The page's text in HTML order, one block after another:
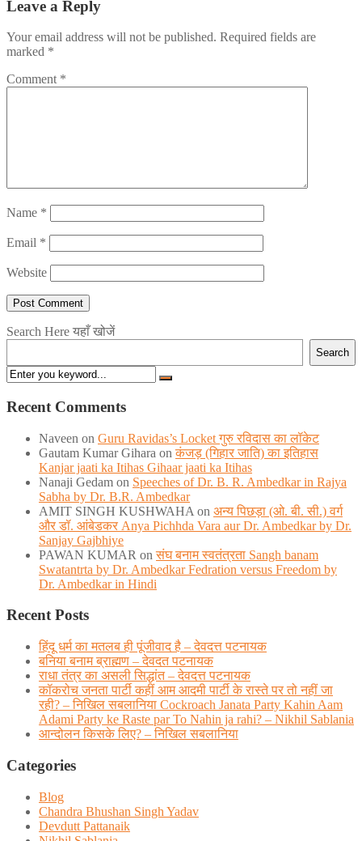
Leave a Reply
Your email address will not be published. Required fields are
marked *
Comment *
Name *
Email *
Website
Search Here यहाँ खोजें
Search
Recent Comments
Naveen on Guru Ravidas’s Locket गुरु रविदास का लॉकेट
Gautam Kumar Gihara onकंजड़ (गिहार जाति) का इतिहास
Kanjar jaati ka Itihas Gihaar jaati ka Itihas
Nanaji Gedam on Speeches of Dr. B. R. Ambedkar in Rajya
Sabha by Dr. B.R. Ambedkar
AMIT SINGH KUSHWAHA on अन्य पिछड़ा (ओ. बी. सी.) वर्ग
और डॉ. आंबेडकर Anya Pichhda Vara aur Dr. Ambedkar by Dr.
Sanjay Gajbhiye
PAWAN KUMAR onसंघ बनाम स्वतंत्रता Sangh banam
Swatantrta by Dr. Ambedkar Fedration versus Freedom by
Dr. Ambedkar in Hindi
Recent Posts
हिंदू धर्म का मतलब ही पूंजीवाद है – देवदत्त पटनायक
बनिया बनाम ब्राह्मण – देवदत पटनायक
राधा तंत्र का असली सिद्धांत – देवदत्त पटनायक
कॉकरोच जनता पार्टी कहीं आम आदमी पार्टी के रास्ते पर तो नहीं जा
रही? – निखिल सबलानिया Cockroach Janata Party Kahin Aam
Adami Party ke Raste par To Nahin ja rahi? – Nikhil Sablania
आन्दोलन किसके लिए? – निखिल सबलानिया
Categories
Blog
Chandra Bhushan Singh Yadav
Devdutt Pattanaik